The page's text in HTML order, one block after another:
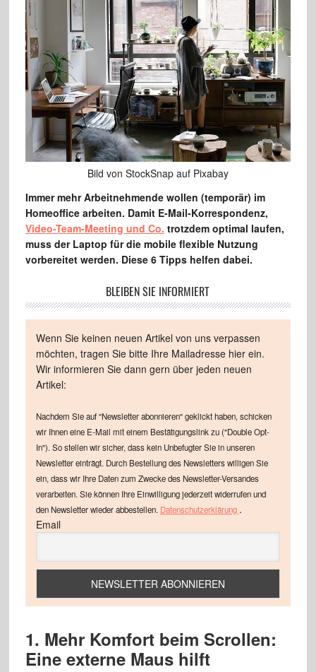
Bild von StockSnap auf Pixabay
Immer mehr Arbeitnehmende wollen (temporär) im
Homeoffice arbeiten. Damit E-Mail-Korrespondenz,
Video-Team-Meeting und Co. trotzdem optimal laufen,
muss der Laptop für die mobile flexible Nutzung
vorbereitet werden. Diese 6 Tipps helfen dabei.
BLEIBEN SIE INFORMIERT
Wenn Sie keinen neuen Artikel von uns verpassen
möchten, tragen Sie bitte Ihre Mailadresse hier ein.
Wir informieren Sie dann gern über jeden neuen
Artikel:
Nachdem Sie auf "Newsletter abonnieren" geklickt haben, schicken
wir Ihnen eine E-Mail mit einem Bestätigungslink zu ("Double Opt-
In"). So stellen wir sicher, dass kein Unbefugter Sie in unseren
Newsletter einträgt. Durch Bestellung des Newsletters willigen Sie
ein, dass wir Ihre Daten zum Zwecke des Newsletter-Versandes
verarbeiten. Sie können Ihre Einwilligung jederzeit widerrufen und
den Newsletter wieder abbestellen. Datenschutzerklärung .
Email
1. Mehr Komfort beim Scrollen:
Eine externe Maus hilft